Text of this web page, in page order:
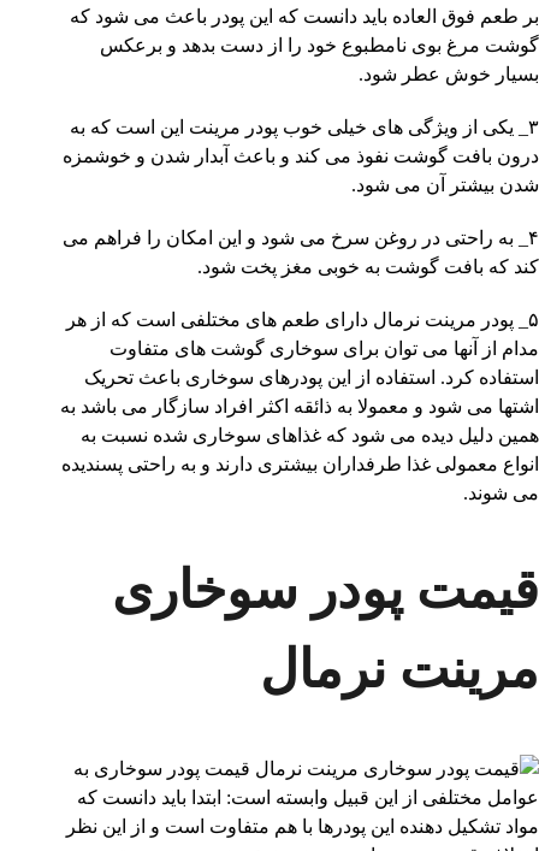
بر طعم فوق العاده باید دانست که این پودر باعث می شود که
گوشت مرغ بوی نامطبوع خود را از دست بدهد و برعکس
بسیار خوش عطر شود.
۳_ یکی از ویژگی های خیلی خوب پودر مرینت این است که به
درون بافت گوشت نفوذ می کند و باعث آبدار شدن و خوشمزه
شدن بیشتر آن می شود.
۴_ به راحتی در روغن سرخ می شود و این امکان را فراهم می
کند که بافت گوشت به خوبی مغز پخت شود.
۵_ پودر مرینت نرمال دارای طعم های مختلفی است که از هر
مدام از آنها می توان برای سوخاری گوشت های متفاوت
استفاده کرد. استفاده از این پودرهای سوخاری باعث تحریک
اشتها می شود و معمولا به ذائقه اکثر افراد سازگار می باشد به
همین دلیل دیده می شود که غذاهای سوخاری شده نسبت به
انواع معمولی غذا طرفداران بیشتری دارند و به راحتی پسندیده
می شوند.
قیمت پودر سوخاری
مرینت نرمال
قیمت پودر سوخاری به
عوامل مختلفی از این قبیل وابسته است: ابتدا باید دانست که
مواد تشکیل دهنده این پودرها با هم متفاوت است و از این نظر